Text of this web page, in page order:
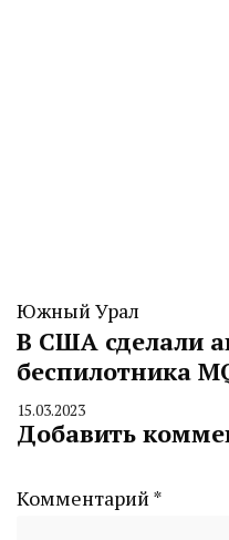
Южный Урал
В США сделали
беспилотника
By
CHELINDUSTRY
15.03.2023
Добавить
Комментарий *